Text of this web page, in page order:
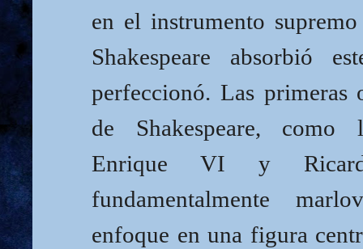
en el instrumento
Shakespeare absorbió
perfeccionó. Las primeras
de Shakespeare,
Enrique VI y
fundamentalmente
enfoque en una figura